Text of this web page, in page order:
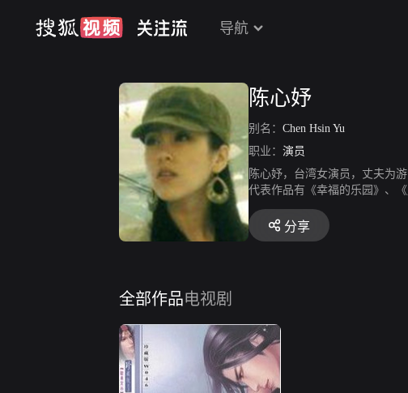
导航
陈心妤
别名： Chen Hsin Yu
职业： 演员
陈心妤，台湾女演员，丈夫为
代表作品有《幸福的乐园》、《
分享
全部作品电视剧